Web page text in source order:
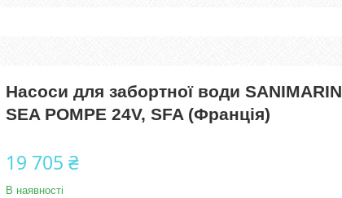
Насоси для забортної води SANIMARIN
SEA POMPE 24V, SFA (Франція)
19 705 ₴
В наявності